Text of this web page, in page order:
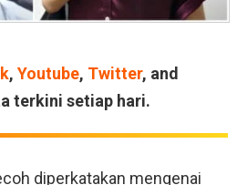
, Youtube, Twitter, and
terkini setiap hari.
diperkatakan mengenai